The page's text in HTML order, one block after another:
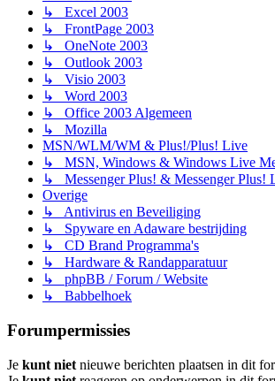
↳ Excel 2003
↳ FrontPage 2003
↳ OneNote 2003
↳ Outlook 2003
↳ Visio 2003
↳ Word 2003
↳ Office 2003 Algemeen
↳ Mozilla
MSN/WLM/WM & Plus!/Plus! Live
↳ MSN, Windows & Windows Live
↳ Messenger Plus! & Messenger Plus!
Overige
↳ Antivirus en Beveiliging
↳ Spyware en Adaware bestrijding
↳ CD Brand Programma's
↳ Hardware & Randapparatuur
↳ phpBB / Forum / Website
↳ Babbelhoek
Forumpermissies
Je kunt niet nieuwe berichten plaatsen in dit